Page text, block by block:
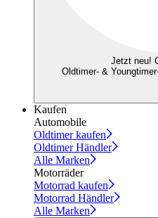
Jetzt neu!
Oldtimer- &
Kaufen
Automobile
Oldtimer kaufen
Oldtimer Händler
Alle Marken
Motorräder
Motorrad kaufen
Motorrad Händler
Alle Marken